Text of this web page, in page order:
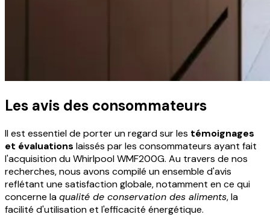
Les avis des consommateurs
Il est essentiel de porter un regard sur les témoignages
et évaluations laissés par les consommateurs ayant fait
l'acquisition du Whirlpool WMF200G. Au travers de nos
recherches, nous avons compilé un ensemble d'avis
reflétant une satisfaction globale, notamment en ce qui
concerne laqualité de conservation des aliments, la
facilité d'utilisation et l'efficacité énergétique.